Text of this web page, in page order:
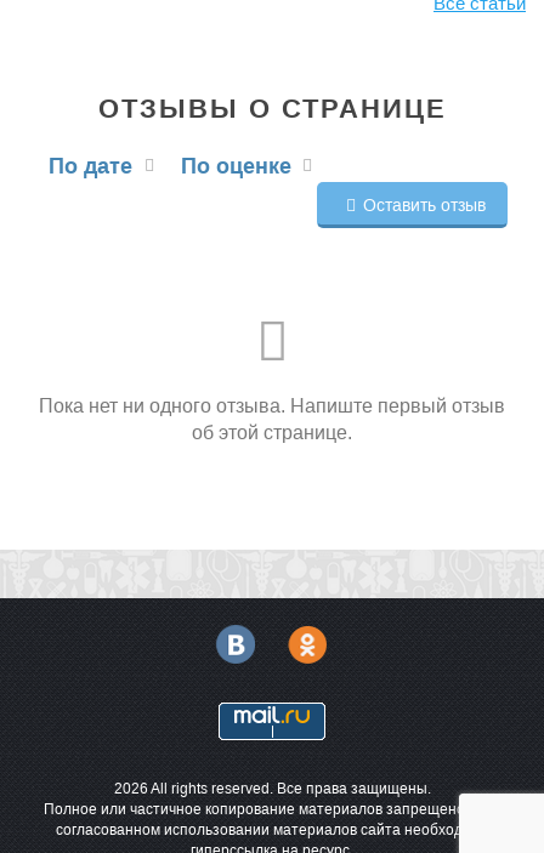
ОТЗЫВЫ О СТРАНИЦЕ
По дате По оценке
Оставить отзыв
Пока нет ни одного отзыва. Напиште первый отзыв
об этой странице.
2026 All rights reserved. Все права защищены.
Полное или частичное копирование материалов запрещено. При
согласованном использовании материалов сайта необходима